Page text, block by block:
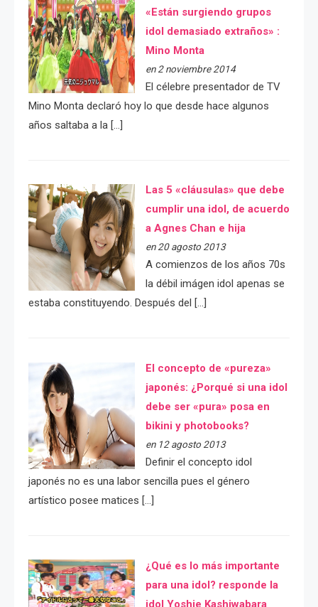
«Están surgiendo grupos
idol demasiado extraños» :
Mino Monta
en 2 noviembre 2014
El célebre presentador de TV
Mino Monta declaró hoy lo que desde hace algunos
años saltaba a la […]
Las 5 «cláusulas» que debe
cumplir una idol, de acuerdo
a Agnes Chan e hija
en 20 agosto 2013
A comienzos de los años 70s
la débil imágen idol apenas se
estaba constituyendo. Después del […]
El concepto de «pureza»
japonés: ¿Porqué si una idol
debe ser «pura» posa en
bikini y photobooks?
en 12 agosto 2013
Definir el concepto idol
japonés no es una labor sencilla pues el género
artístico posee matices […]
¿Qué es lo más importante
para una idol? responde la
idol Yoshie Kashiwabara